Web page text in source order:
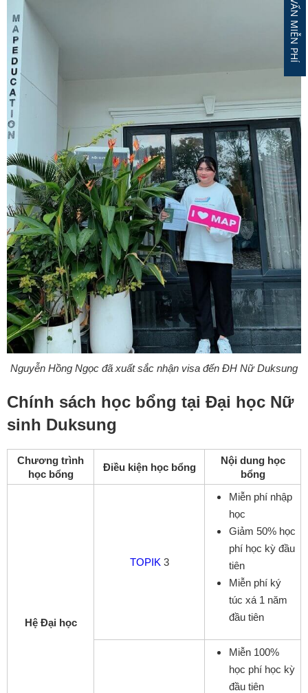
Nguyễn Hồng Ngọc đã xuất sắc nhận visa đến ĐH Nữ Duksung
Chính sách học bổng tại Đại học Nữ
sinh Duksung
Chương trình
học bổng
Điều kiện học bổng
Nội dung học
bổng
Hệ Đại học
TOPIK 3
Miễn phí nhập
học
Giảm 50% học
phí học kỳ đầu
tiên
Miễn phí ký
túc xá 1 năm
đầu tiên
Miễn 100%
học phí học kỳ
đầu tiên